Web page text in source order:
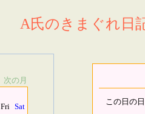
A氏のきまぐれ日
次の月
Fri Sat
この日の